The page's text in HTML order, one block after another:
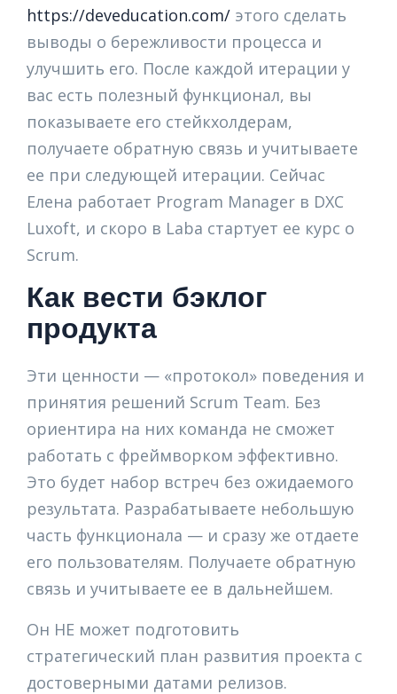
https://deveducation.com/ этого сделать
выводы о бережливости процесса и
улучшить его. После каждой итерации у
вас есть полезный функционал, вы
показываете его стейкхолдерам,
получаете обратную связь и учитываете
ее при следующей итерации. Сейчас
Елена работает Program Manager в DXC
Luxoft, и скоро в Laba стартует ее курс о
Scrum.
Как вести бэклог
продукта
Эти ценности — «протокол» поведения и
принятия решений Scrum Team. Без
ориентира на них команда не сможет
работать с фреймворком эффективно.
Это будет набор встреч без ожидаемого
результата. Разрабатываете небольшую
часть функционала — и сразу же отдаете
его пользователям. Получаете обратную
связь и учитываете ее в дальнейшем.
Он НЕ может подготовить
стратегический план развития проекта с
достоверными датами релизов.